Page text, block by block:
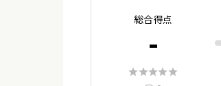
総合得点
-
